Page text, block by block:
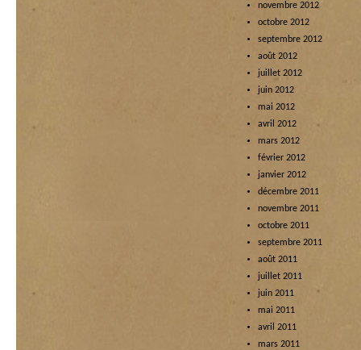
novembre 2012
octobre 2012
septembre 2012
août 2012
juillet 2012
juin 2012
mai 2012
avril 2012
mars 2012
février 2012
janvier 2012
décembre 2011
novembre 2011
octobre 2011
septembre 2011
août 2011
juillet 2011
juin 2011
mai 2011
avril 2011
mars 2011